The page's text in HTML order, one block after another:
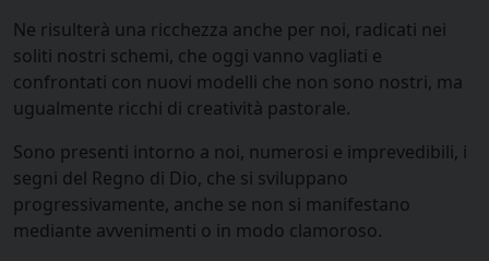
Ne risulterà una ricchezza anche per noi, radicati nei
soliti nostri schemi, che oggi vanno vagliati e
confrontati con nuovi modelli che non sono nostri, ma
ugualmente ricchi di creatività pastorale.
Sono presenti intorno a noi, numerosi e imprevedibili, i
segni del Regno di Dio, che si sviluppano
progressivamente, anche se non si manifestano
mediante avvenimenti o in modo clamoroso.